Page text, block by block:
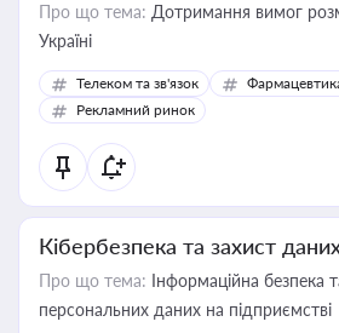
Про що тема: Дотримання вимог
Україні
Телеком та зв'язок
Рекламний ринок
Кібербезпека та захист
Про що тема: Інформаційна безпека
персональних даних на підприємстві